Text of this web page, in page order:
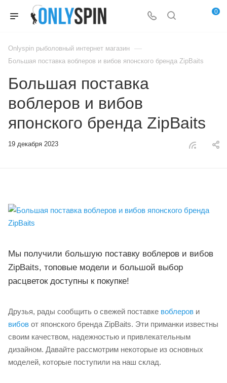
0
Onlyspin рыболовный интернет магазин —
Большая поставка воблеров и вибов японского бренда ZipBaits
Большая поставка
воблеров и вибов
японского бренда ZipBaits
19 декабря 2023
Мы получили большую поставку воблеров и вибов
ZipBaits, топовые модели и большой выбор
расцветок доступны к покупке!
Друзья, рады сообщить о свежей поставке воблеров и
вибов от японского бренда ZipBaits. Эти приманки известны
своим качеством, надежностью и привлекательным
дизайном. Давайте рассмотрим некоторые из основных
моделей, которые поступили на наш склад.